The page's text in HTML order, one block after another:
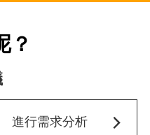
？
進行需求分析